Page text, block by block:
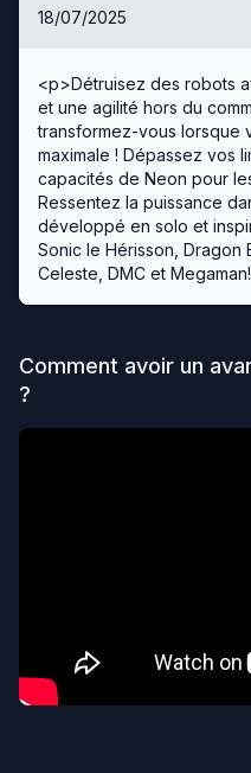
18/07/2025
<p>Détruisez des robots
et une agilité hors du
transformez-vous lorsque
maximale ! Dépassez vos
capacités de Neon pour
Ressentez la puissance
développé en solo et
Sonic le Hérisson, Dragon
Celeste, DMC et
Comment avoir un
?